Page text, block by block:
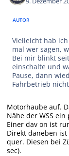
AUTOR
Vielleicht hab
mal wer sagen,
Bei mir blinkt
einschalte und
Pause, dann
Fahrbetrieb
Motorhaube auf.
Nähe der WSS ein
Einer dav on ist
Direkt daneben ist
quer. Diesen bei
sec).